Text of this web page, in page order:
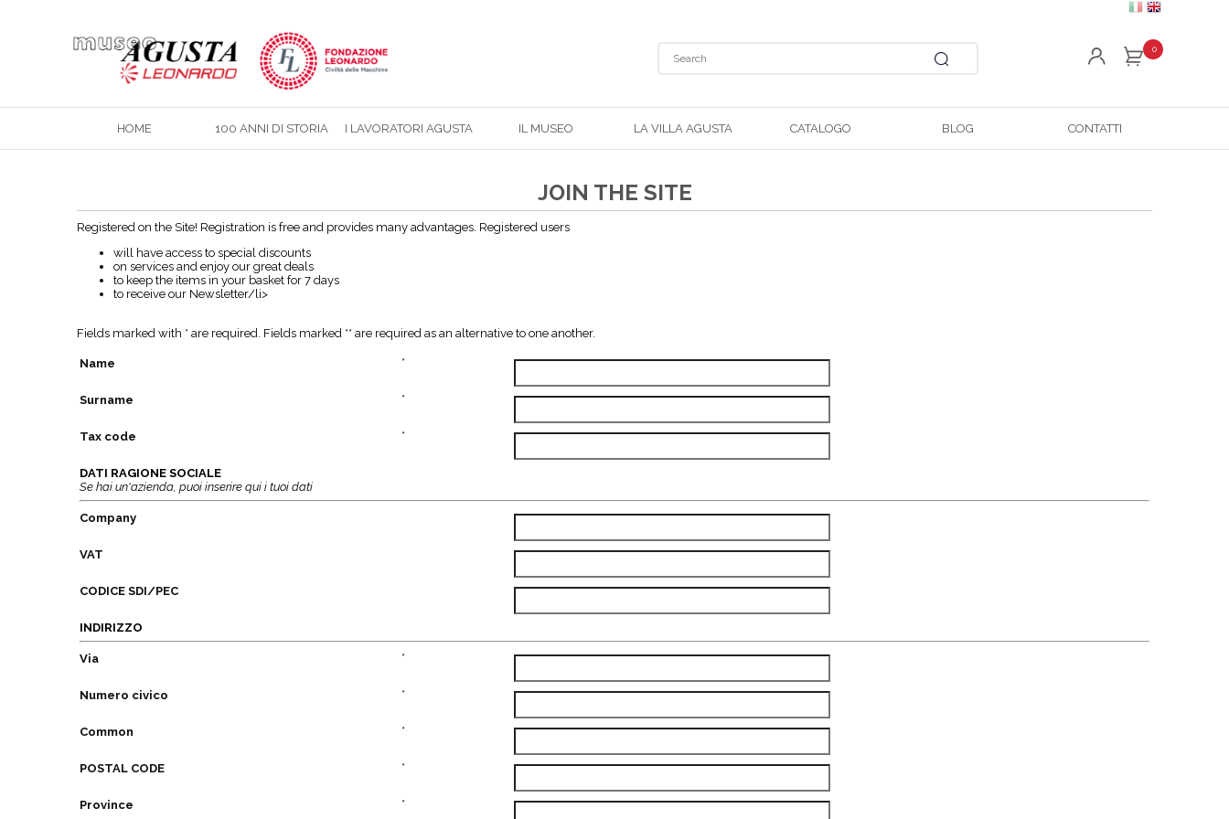
0
HOME 100 ANNI DI STORIA I LAVORATORI AGUSTA IL MUSEO LA VILLA AGUSTA CATALOGO BLOG CONTATTI
JOIN THE SITE
Registered on the Site! Registration is free and provides many advantages. Registered users
will have access to special discounts
on services and enjoy our great deals
to keep the items in your basket for 7 days
to receive our Newsletter/li>
Fields marked with * are required. Fields marked ** are required as an alternative to one another.
Name *
Surname *
Tax code *
DATI RAGIONE SOCIALE
Se hai un'azienda, puoi inserire qui i tuoi dati
Company
VAT
CODICE SDI/PEC
INDIRIZZO
Via *
Numero civico *
Common *
POSTAL CODE *
Province *